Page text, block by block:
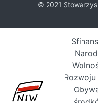
© 2021
Rozwoju